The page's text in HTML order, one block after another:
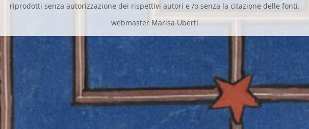
riprodotti senza autorizzazione dei rispettivi autori e /o senza la citazione delle fonti.
webmaster Marisa Uberti